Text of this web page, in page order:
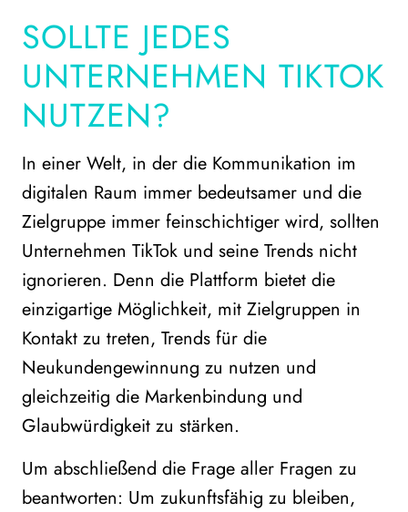
SOLLTE JEDES
UNTERNEHMEN TIKTOK
NUTZEN?
In einer Welt, in der die Kommunikation im
digitalen Raum immer bedeutsamer und die
Zielgruppe immer feinschichtiger wird, sollten
Unternehmen TikTok und seine Trends nicht
ignorieren. Denn die Plattform bietet die
einzigartige Möglichkeit, mit Zielgruppen in
Kontakt zu treten, Trends für die
Neukundengewinnung zu nutzen und
gleichzeitig die Markenbindung und
Glaubwürdigkeit zu stärken.
Um abschließend die Frage aller Fragen zu
beantworten: Um zukunftsfähig zu bleiben,